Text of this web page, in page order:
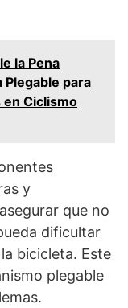
la Pena
para
en Ciclismo
y
que no
dificultar
bicicleta. Este
plegable